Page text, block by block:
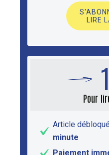
LIRE
Pour
Article
minute
Paiement